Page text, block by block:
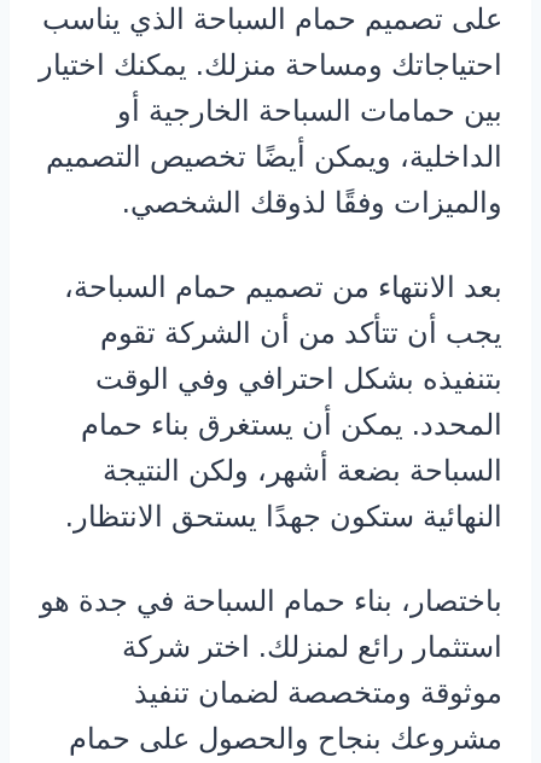
على تصميم حمام السباحة الذي يناسب
احتياجاتك ومساحة منزلك. يمكنك اختيار
بين حمامات السباحة الخارجية أو
الداخلية، ويمكن أيضًا تخصيص التصميم
والميزات وفقًا لذوقك الشخصي.
بعد الانتهاء من تصميم حمام السباحة،
يجب أن تتأكد من أن الشركة تقوم
بتنفيذه بشكل احترافي وفي الوقت
المحدد. يمكن أن يستغرق بناء حمام
السباحة بضعة أشهر، ولكن النتيجة
النهائية ستكون جهدًا يستحق الانتظار.
باختصار، بناء حمام السباحة في جدة هو
استثمار رائع لمنزلك. اختر شركة
موثوقة ومتخصصة لضمان تنفيذ
مشروعك بنجاح والحصول على حمام